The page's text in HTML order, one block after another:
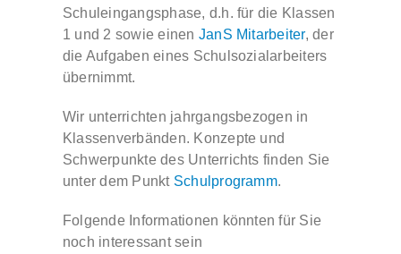
Kontakt
Schuleingangsphase, d.h. für die Klassen
1 und 2 sowie einen JanS Mitarbeiter, der
die Aufgaben eines Schulsozialarbeiters
übernimmt.
Wir unterrichten jahrgangsbezogen in
Klassenverbänden. Konzepte und
Schwerpunkte des Unterrichts finden Sie
unter dem Punkt Schulprogramm.
Folgende Informationen könnten für Sie
noch interessant sein